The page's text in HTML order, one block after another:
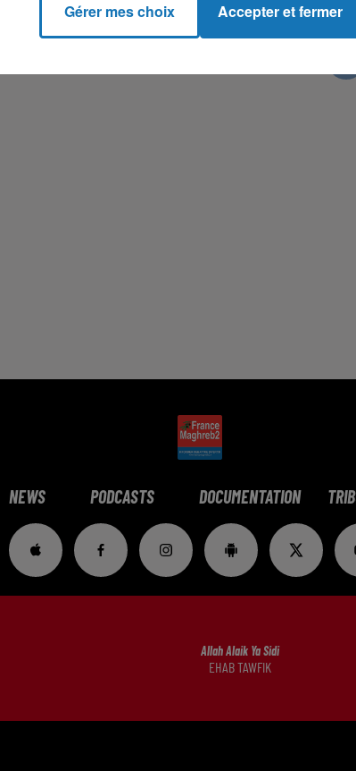
NEWS PODCASTS DOCUMENTATION
Allah Alaik Ya Sidi
EHAB TAWFIK
Gérer mes choix Accepter et fermer